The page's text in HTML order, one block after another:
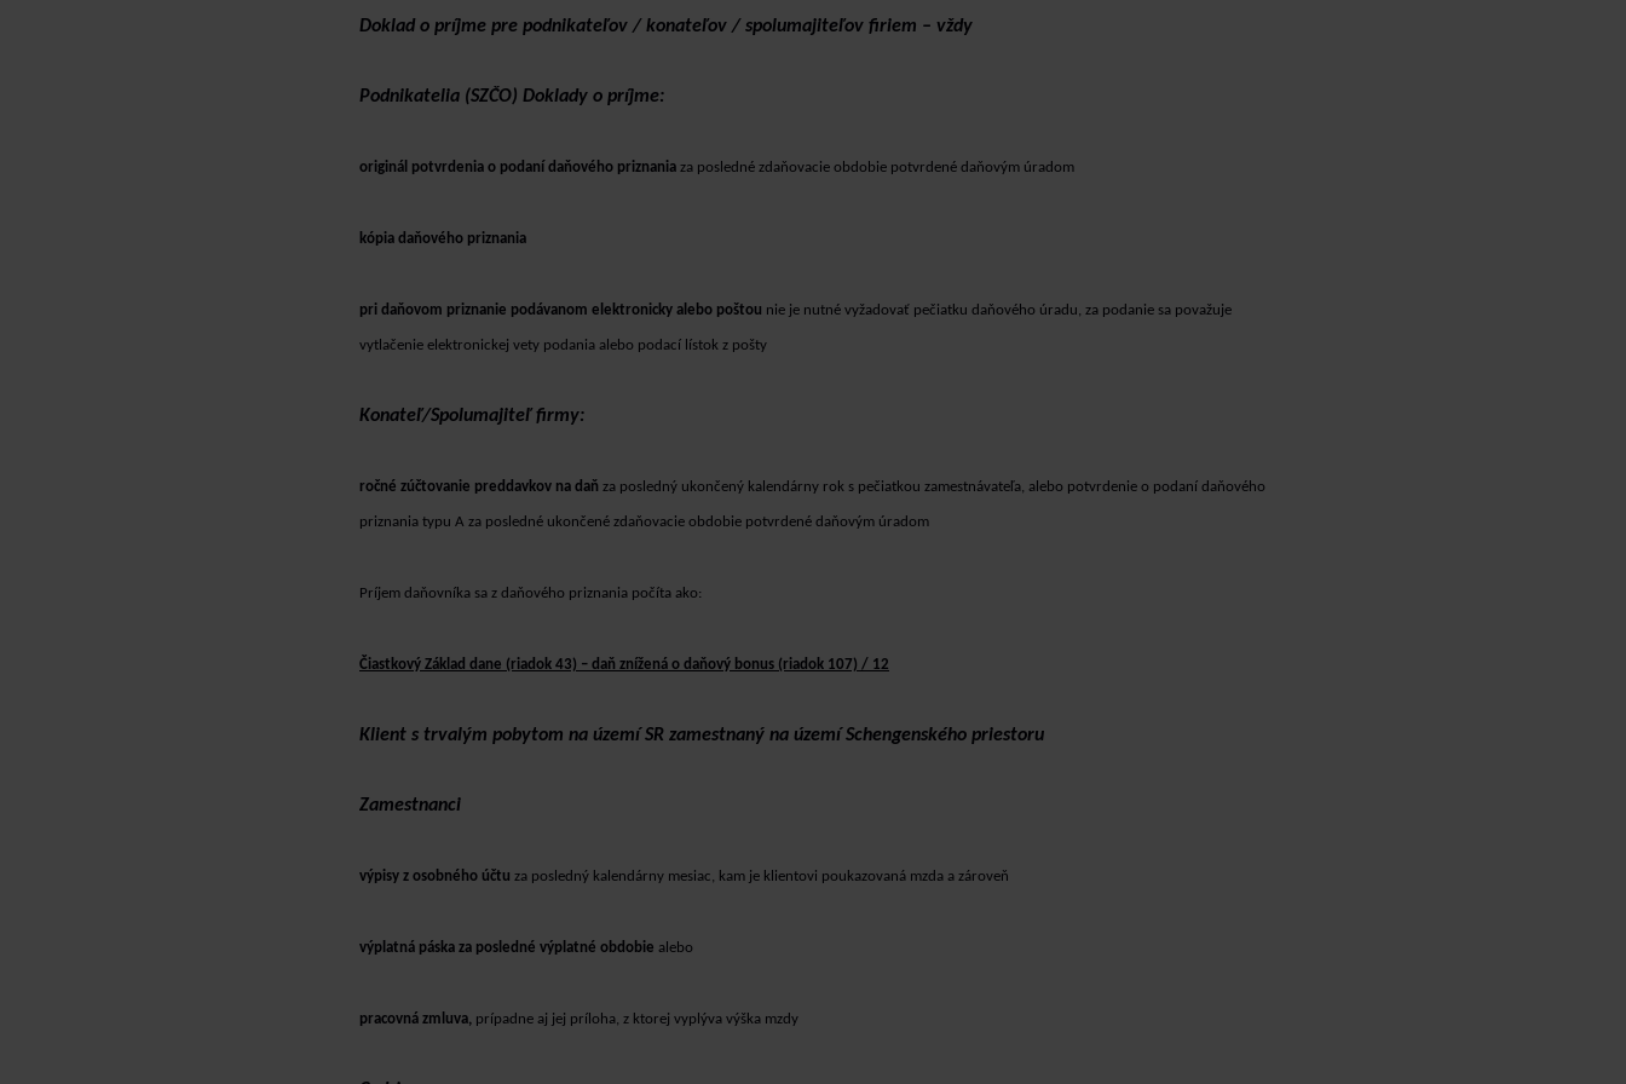
Doklad o príjme pre podnikateľov / konateľov / spolumajiteľov firiem – vždy
Podnikatelia (SZČO) Doklady o príjme:
originál potvrdenia o podaní daňového priznania za posledné zdaňovacie obdobie potvrdené daňovým úradom
kópia daňového priznania
pri daňovom priznanie podávanom elektronicky alebo poštou nie je nutné vyžadovať pečiatku daňového úradu, za podanie sa považuje
vytlačenie elektronickej vety podania alebo podací lístok z pošty
Konateľ/Spolumajiteľ firmy:
ročné zúčtovanie preddavkov na daň za posledný ukončený kalendárny rok s pečiatkou zamestnávateľa, alebo potvrdenie o podaní daňového
priznania typu A za posledné ukončené zdaňovacie obdobie potvrdené daňovým úradom
Príjem daňovníka sa z daňového priznania počíta ako:
Čiastkový Základ dane (riadok 43) – daň znížená o daňový bonus (riadok 107) / 12
Klient s trvalým pobytom na území SR zamestnaný na území Schengenského priestoru
Zamestnanci
výpisy z osobného účtu za posledný kalendárny mesiac, kam je klientovi poukazovaná mzda a zároveň
výplatná páska za posledné výplatné obdobie alebo
pracovná zmluva, prípadne aj jej príloha, z ktorej vyplýva výška mzdy